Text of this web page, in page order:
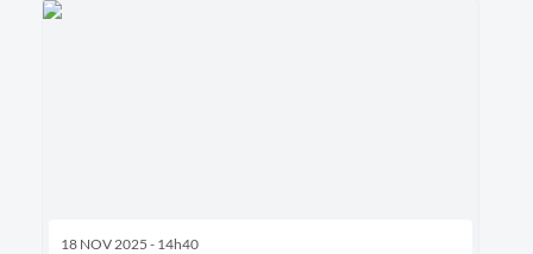
18 NOV 2025 - 14h40